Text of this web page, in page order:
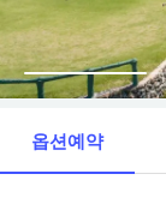
옵션예약